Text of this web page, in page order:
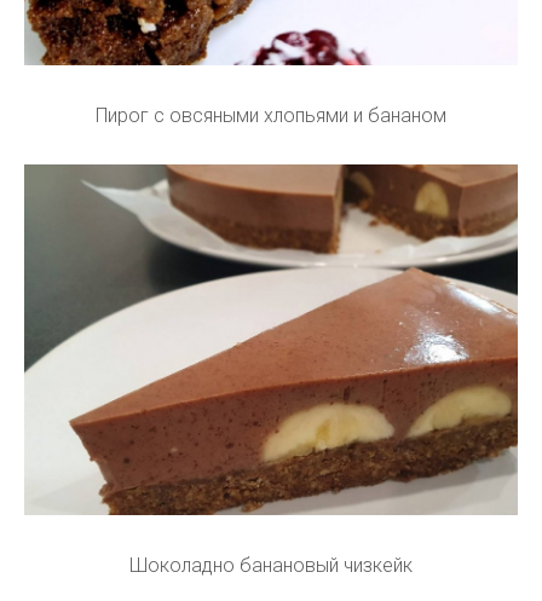
Пирог с овсяными хлопьями и бананом
Шоколадно банановый чизкейк